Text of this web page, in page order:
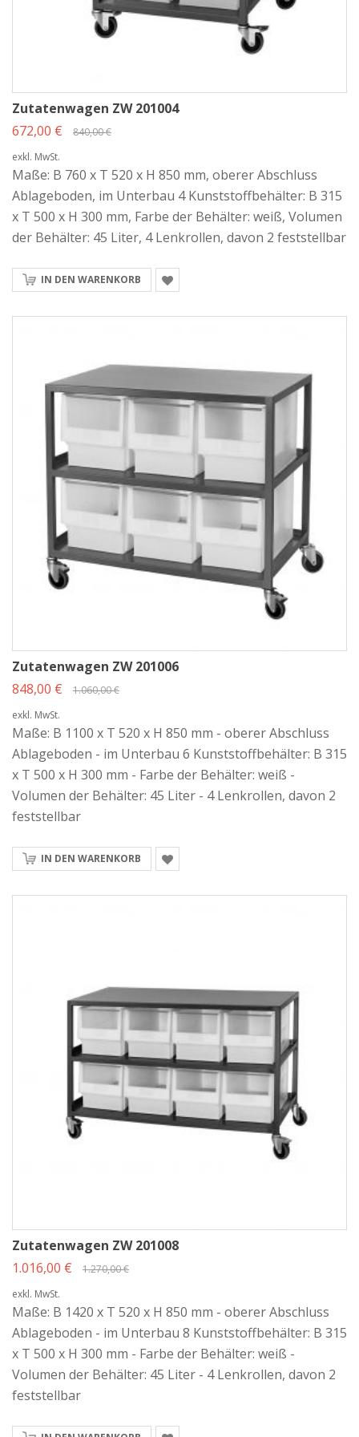
Zutatenwagen ZW 201004
672,00 €
840,00 €
exkl. MwSt.
Maße: B 760 x T 520 x H 850 mm, oberer Abschluss
Ablageboden, im Unterbau 4 Kunststoffbehälter: B 315
x T 500 x H 300 mm, Farbe der Behälter: weiß, Volumen
der Behälter: 45 Liter, 4 Lenkrollen, davon 2 feststellbar
IN DEN WARENKORB
Zutatenwagen ZW 201006
848,00 €
1.060,00 €
exkl. MwSt.
Maße: B 1100 x T 520 x H 850 mm - oberer Abschluss
Ablageboden - im Unterbau 6 Kunststoffbehälter: B 315
x T 500 x H 300 mm - Farbe der Behälter: weiß -
Volumen der Behälter: 45 Liter - 4 Lenkrollen, davon 2
feststellbar
IN DEN WARENKORB
Zutatenwagen ZW 201008
1.016,00 €
1.270,00 €
exkl. MwSt.
Maße: B 1420 x T 520 x H 850 mm - oberer Abschluss
Ablageboden - im Unterbau 8 Kunststoffbehälter: B 315
x T 500 x H 300 mm - Farbe der Behälter: weiß -
Volumen der Behälter: 45 Liter - 4 Lenkrollen, davon 2
feststellbar